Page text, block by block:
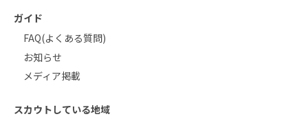
ガイド
FAQ(よくある質問)
お知らせ
メディア掲載
スカウトしている地域